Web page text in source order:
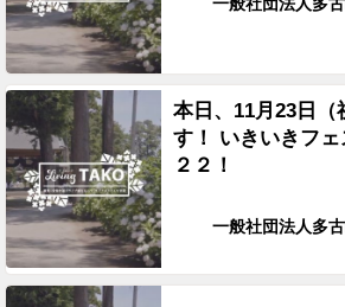
一般社団法人多
本日、11月23日（
す！ いきいきフ
２２！
一般社団法人多